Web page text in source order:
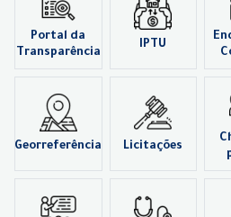
Portal da
Transparência
IPTU
Georreferência Licitações